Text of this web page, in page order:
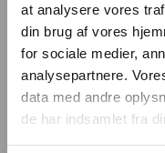
at analysere vores
din brug af vores
for sociale medier,
analysepartnere.
data med andre
de har indsamlet fra